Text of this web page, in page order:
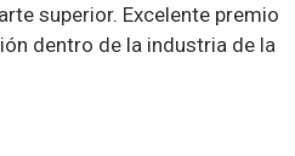
superior. Excelente premio
dentro de la industria de la